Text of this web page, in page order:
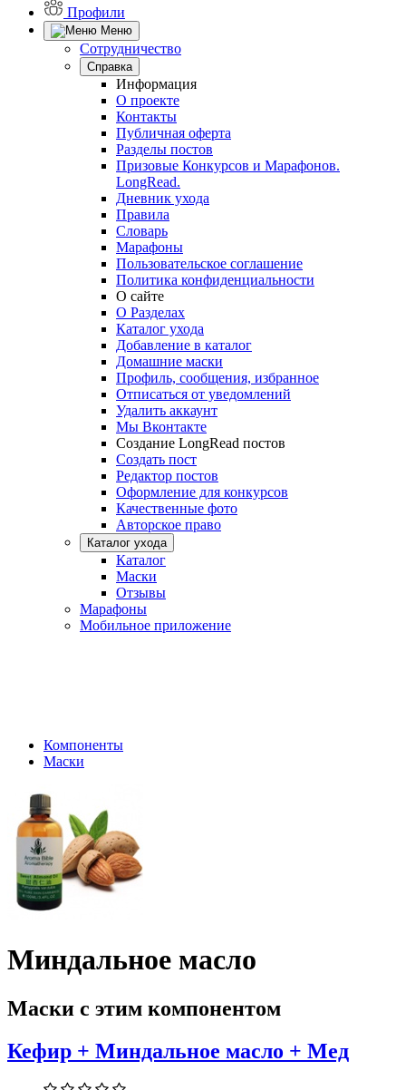
Профили
Меню
Сотрудничество
Справка
Информация
О проекте
Контакты
Публичная оферта
Разделы постов
Призовые Конкурсов и Марафонов.
LongRead.
Дневник ухода
Правила
Словарь
Марафоны
Пользовательское соглашение
Политика конфиденциальности
О сайте
О Разделах
Каталог ухода
Добавление в каталог
Домашние маски
Профиль, сообщения, избранное
Отписаться от уведомлений
Удалить аккаунт
Мы Вконтакте
Создание LongRead постов
Создать пост
Редактор постов
Оформление для конкурсов
Качественные фото
Авторское право
Каталог ухода
Каталог
Маски
Отзывы
Марафоны
Мобильное приложение
Компоненты
Маски
Миндальное масло
Маски с этим компонентом
Кефир + Миндальное масло + Мед